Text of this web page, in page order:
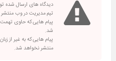
دیدگاه های ارسال شده
تیم مدیریت در وب
پیام هایی که حاوی تهمت
شد.
پیام هایی که به غیر از
منتشر نخواهد شد.